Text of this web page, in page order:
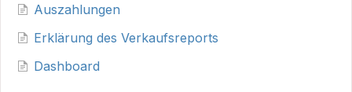
Auszahlungen
Erklärung des Verkaufsreports
Dashboard